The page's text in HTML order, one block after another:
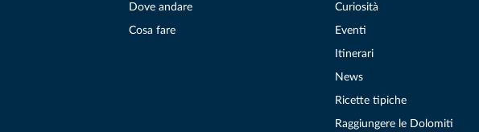
Dove andare
Cosa fare
Curiosità
Eventi
Itinerari
News
Ricette tipiche
Raggiungere le Dolomiti